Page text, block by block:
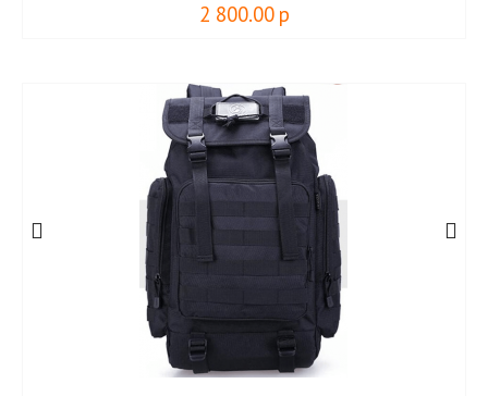
2 800.00 р